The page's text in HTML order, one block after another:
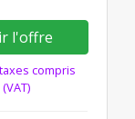
l'offre
compris
(VAT)